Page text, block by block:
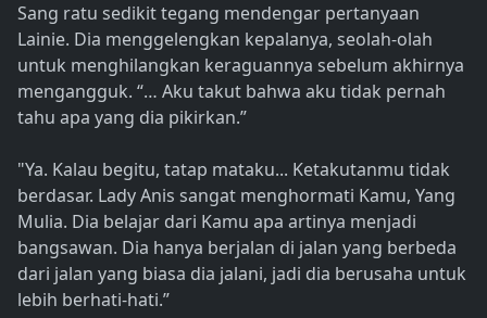
Sang ratu sedikit tegang mendengar pertanyaan
Lainie. Dia menggelengkan kepalanya, seolah-olah
untuk menghilangkan keraguannya sebelum akhirnya
mengangguk. “… Aku takut bahwa aku tidak pernah
tahu apa yang dia pikirkan.”
"Ya. Kalau begitu, tatap mataku... Ketakutanmu tidak
berdasar. Lady Anis sangat menghormati Kamu, Yang
Mulia. Dia belajar dari Kamu apa artinya menjadi
bangsawan. Dia hanya berjalan di jalan yang berbeda
dari jalan yang biasa dia jalani, jadi dia berusaha untuk
lebih berhati-hati.”